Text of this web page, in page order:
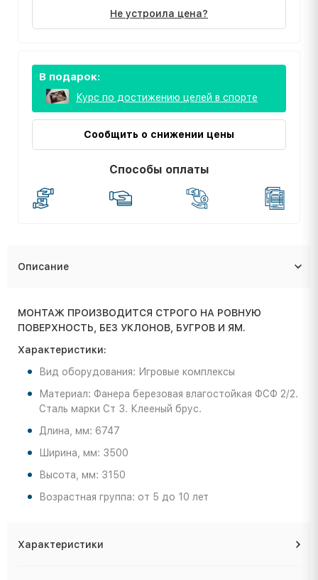
Не устроила цена?
В подарок:
Курс по достижению целей в спорте
Сообщить о снижении цены
Способы оплаты
Описание
МОНТАЖ ПРОИЗВОДИТСЯ СТРОГО НА РОВНУЮ
ПОВЕРХНОСТЬ, БЕЗ УКЛОНОВ, БУГРОВ И ЯМ.
Характеристики:
Вид оборудования: Игровые комплексы
Материал: Фанера березовая влагостойкая ФСФ 2/2.
Сталь марки Ст 3. Клееный брус.
Длина, мм: 6747
Ширина, мм: 3500
Высота, мм: 3150
Возрастная группа: от 5 до 10 лет
Характеристики